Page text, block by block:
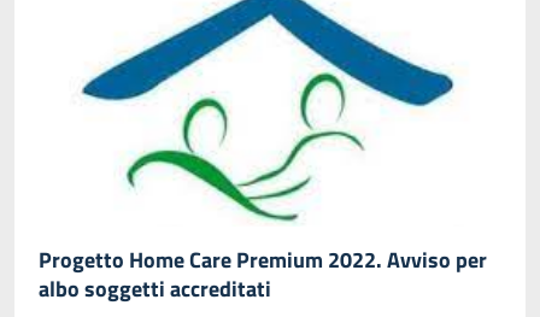
Progetto Home Care Premium 2022. Avviso per
albo soggetti accreditati